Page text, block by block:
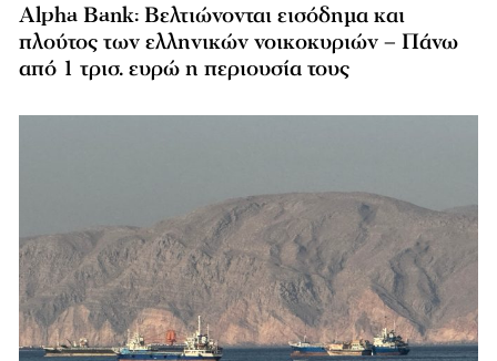
Alpha Bank: Βελτιώνονται εισόδημα και
πλούτος των ελληνικών νοικοκυριών – Πάνω
από 1 τρισ. ευρώ η περιουσία τους